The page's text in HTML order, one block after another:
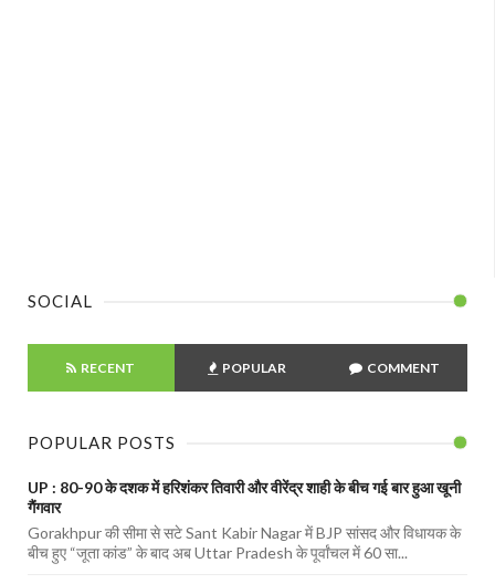
SOCIAL
RECENT POPULAR COMMENT
POPULAR POSTS
UP : 80-90 के दशक में हरिशंकर तिवारी और वीरेंद्र शाही के बीच गई बार हुआ खूनी
गैंगवार
Gorakhpur की सीमा से सटे Sant Kabir Nagar में BJP सांसद और विधायक के
बीच हुए “जूता कांड” के बाद अब Uttar Pradesh के पूर्वांचल में 60 सा...